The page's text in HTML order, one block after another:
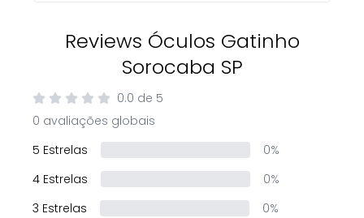
Reviews Óculos Gatinho
Sorocaba SP
0.0 de 5
0 avaliações globais
5 Estrelas
0%
4 Estrelas
0%
3 Estrelas
0%